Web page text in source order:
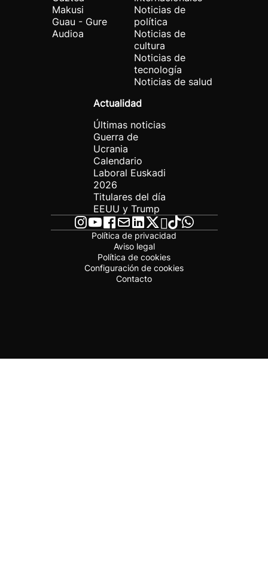
Makusi
Guau - Gure
Audioa
Noticias de
política
Noticias de
cultura
Noticias de
tecnología
Noticias de salud
Actualidad
Últimas noticias
Guerra de
Ucrania
Calendario
Laboral Euskadi
2026
Titulares del día
EEUU y Trump
Política de privacidad
Aviso legal
Política de cookies
Configuración de cookies
Contacto